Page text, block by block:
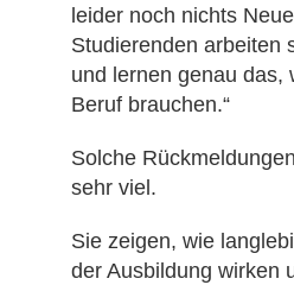
leider noch nichts
Studierenden arbeiten
und lernen genau das,
Beruf brauchen.“
Solche
sehr viel.
Sie zeigen, wie
der Ausbildung wirken